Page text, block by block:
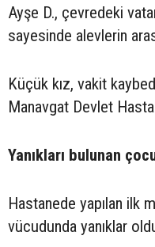
Ayşe D., çevredeki
sayesinde alevlerin
Küçük kız, vakit
Manavgat Devlet
Yanıkları bulunan
Hastanede yapılan ilk
vücudunda yanıklar